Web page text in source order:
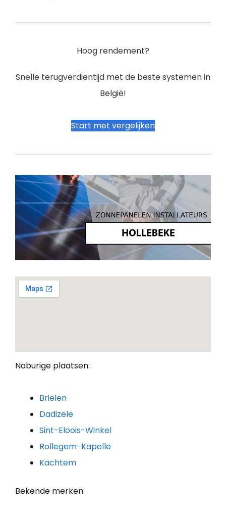
Hoog rendement?
Snelle terugverdientijd met de beste systemen in
België!
Start met vergelijken
Naburige plaatsen:
Brielen
Dadizele
Sint-Eloois-Winkel
Rollegem-Kapelle
Kachtem
Bekende merken: